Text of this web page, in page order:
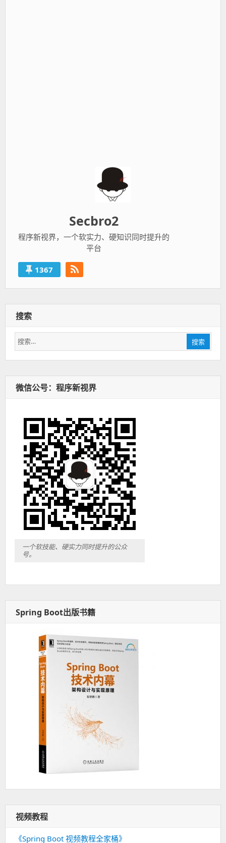
Secbro2
程序新视界，一个软实力、硬知识同时提升的
平台
1367
搜索
搜
索：
搜索
微信公号：程序新视界
一个软技能、硬实力同时提升的公众
号。
Spring Boot出版书籍
视频教程
《Spring Boot 视频教程全家桶》